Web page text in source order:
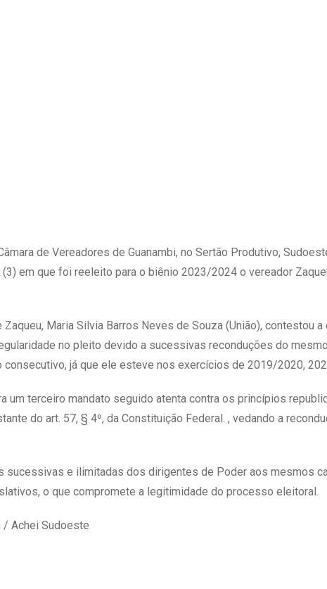
de Vereadores de Guanambi, no Sertão Produtivo,
em que foi reeleito para o biênio 2023/2024 o vereador
Maria Silvia Barros Neves de Souza (União), contestou a
no pleito devido a sucessivas reconduções do
consecutivo, já que ele esteve nos exercícios de 2019/2020,
um terceiro mandato seguido atenta contra os princípios
do art. 57, § 4º, da Constituição Federal. , vedando a
sucessivas e ilimitadas dos dirigentes de Poder aos mesmos
o que compromete a legitimidade do processo eleitoral.
/ Achei Sudoeste